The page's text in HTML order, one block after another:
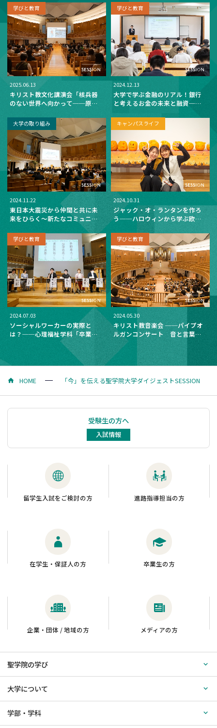
済学科の講座
について―」
学びと教育
2025.06.13
キリスト教文化講演会「核兵器
のない世界へ向かって──原爆
てこれから～」
学びと教育
2024.12.13
大学で学ぶ金融のリアル！銀行
と考えるお金の未来と融資──
埼玉りそな銀行による金融教育
を実施
大学の取り組み
2024.11.22
東日本大震災から仲間と共に未
来をひらく～新たなコミュニテ
キャンパスライフ
2024.10.31
ジャック・オ・ランタンを作ろ
う──ハロウィンから学ぶ欧米
文化の不思議
学びと教育
2024.07.03
ソーシャルワーカーの実際と
は？──心理福祉学科「卒業生
から学ぶ社会福祉士・精神保健
福祉士のリアル」を開催
学びと教育
2024.05.30
キリスト教音楽会 ──パイプオ
ルガンコンサート 音と言葉
伝えるオルガン
HOME 「今」を伝える聖学院大学ダイジェストSESSION
受験生の方へ
入試情報
留学生入試をご検討の方 進路指導担当の方
在学生・保証人の方 卒業生の方
企業・団体 / 地域の方 メディアの方
聖学院の学び
大学について
学部・学科